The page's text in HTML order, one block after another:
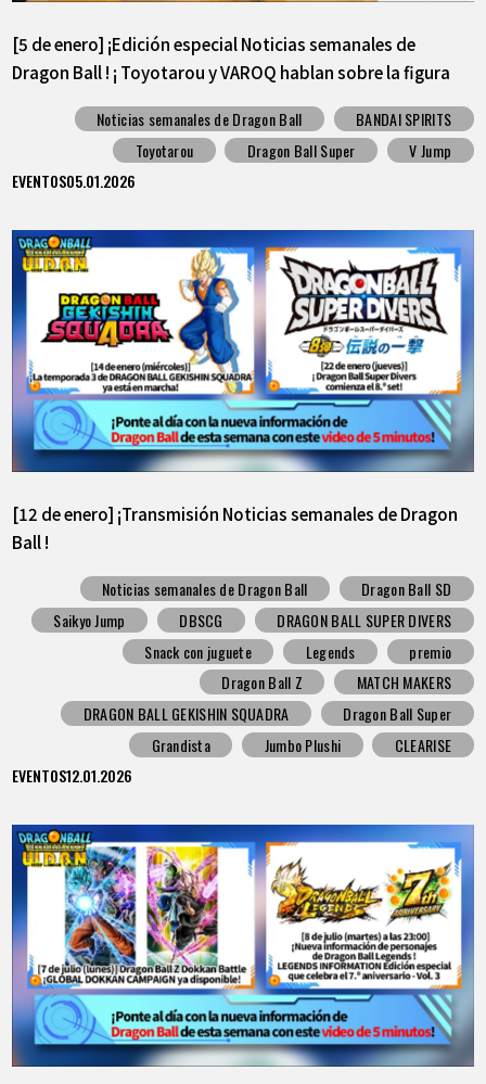
[5 de enero] ¡Edición especial Noticias semanales de
Dragon Ball ! ¡ Toyotarou y VAROQ hablan sobre la figura
Noticias semanales de Dragon Ball
BANDAI SPIRITS
Toyotarou
Dragon Ball Super
V Jump
EVENTOS05.01.2026
[12 de enero] ¡Transmisión Noticias semanales de Dragon
Ball !
Noticias semanales de Dragon Ball
Dragon Ball SD
Saikyo Jump
DBSCG
DRAGON BALL SUPER DIVERS
Snack con juguete
Legends
premio
Dragon Ball Z
MATCH MAKERS
DRAGON BALL GEKISHIN SQUADRA
Dragon Ball Super
Grandista
Jumbo Plushi
CLEARISE
EVENTOS12.01.2026